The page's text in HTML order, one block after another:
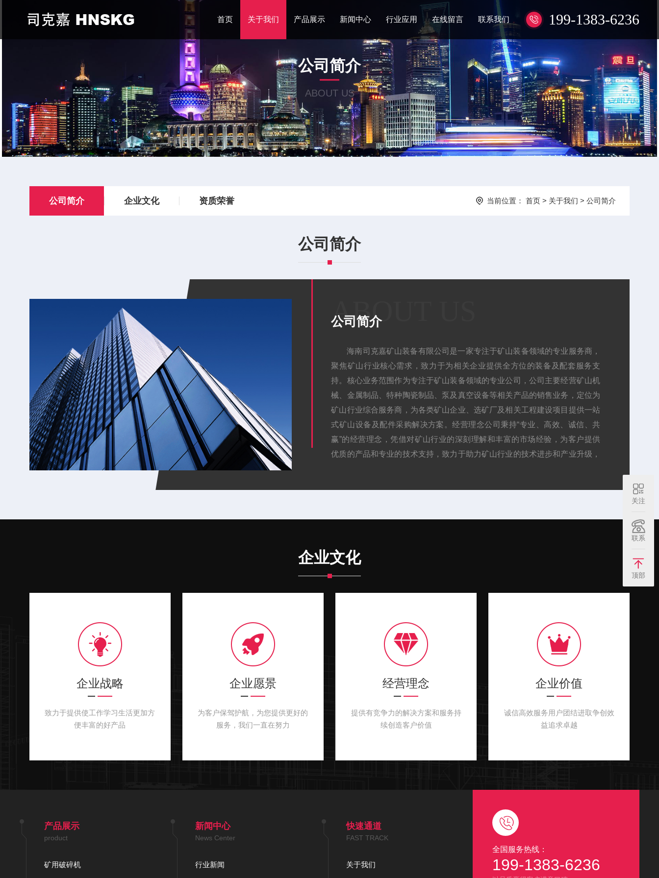
199-1383-6236
首页 关于我们 产品展示 新闻中心 行业应用 在线留言 联系我们
公司简介
ABOUT US
公司简介 企业文化 资质荣誉 当前位置： 首页 > 关于我们 > 公司简介
公司简介
ABOUT US
公司简介
海南司克嘉矿山装备有限公司是一家专注于矿山装备领域的专业服务商，
聚焦矿山行业核心需求，致力于为相关企业提供全方位的装备及配套服务支
持。核心业务范围作为专注于矿山装备领域的专业公司，公司主要经营矿山机
械、金属制品、特种陶瓷制品、泵及真空设备等相关产品的销售业务，定位为
矿山行业综合服务商，为各类矿山企业、选矿厂及相关工程建设项目提供一站
式矿山设备及配件采购解决方案。经营理念公司秉持“专业、高效、诚信、共
赢”的经营理念，凭借对矿山行业的深刻理解和丰富的市场经验，为客户提供
优质的产品和专业的技术支持，致力于助力矿山行业的技术进步和产业升级，
企业文化
企业战略
致力于提供使工作学习生活更加方
便丰富的好产品
企业愿景
为客户保驾护航，为您提供更好的
服务，我们一直在努力
经营理念
提供有竞争力的解决方案和服务持
续创造客户价值
企业价值
诚信高效服务用户团结进取争创效
益追求卓越
全国服务热线：
199-1383-6236
产品展示
product
矿用破碎机
新闻中心
News Center
行业新闻
快速通道
FAST TRACK
关于我们
关注
联系
顶部